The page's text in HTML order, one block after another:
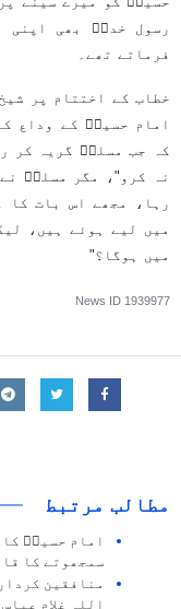
رسول خداؐ بھی اپنی
فرماتے تھے۔
خطاب کے اختتام پر
امام حسینؑ کے وداع
کہ جب مسلمؑ گریہ کر
نہ کرو"، مگر مسلمؑ
رہا، مجھے اس بات کا
میں لیے ہوئے ہیں،
میں ہوگا؟"
News ID 1939977
مطالب مرتبط
امام حسینؑ کا
سمجھوتے کا
منافقین
اللہ غلام